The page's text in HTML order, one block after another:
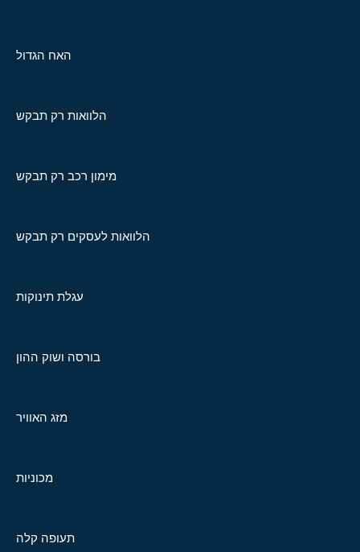
האח הגדול
הלוואות רק תבקש
מימון רכב רק תבקש
הלוואות לעסקים רק תבקש
עגלת תינוקות
בורסה ושוק ההון
מזג האוויר
מכוניות
תעופה קלה